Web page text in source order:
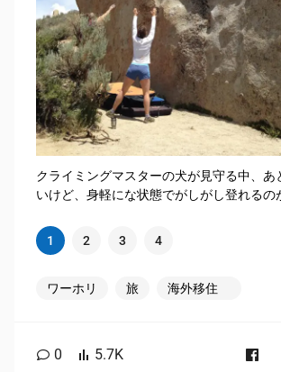
クライミングマスターの犬が見守る中、あ
いけど、身軽にな状態でがしがし登れるの
1 2 3 4
ワーホリ 旅 海外移住
0 5.7K